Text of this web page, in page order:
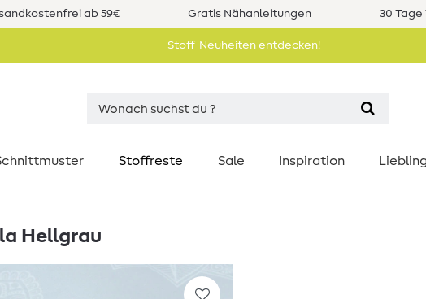
ab 59€ Gratis Nähanleitungen 30
Stoff-Neuheiten entdecken!
Stoffreste Sale Inspiration
Hellgrau